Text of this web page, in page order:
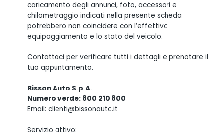
caricamento degli annunci, foto, accessori e
chilometraggio indicati nella presente scheda
potrebbero non coincidere con l’effettivo
equipaggiamento e lo stato del veicolo.
Contattaci per verificare tutti i dettagli e prenotare il
tuo appuntamento.
Bisson Auto S.p.A.
Numero verde: 800 210 800
Email: clienti@bissonauto.it
Servizio attivo: